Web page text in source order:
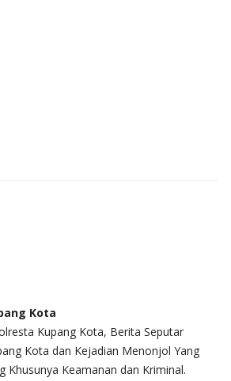
Kota
Kupang Kota, Berita Seputar
Kota dan Kejadian Menonjol Yang
Khusunya Keamanan dan Kriminal.